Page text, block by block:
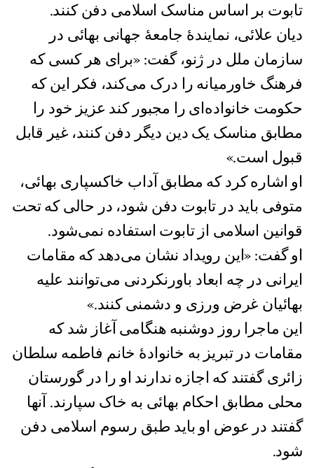
تابوت بر اساس مناسک اسلامی دفن کنند.
دیان علائی، نمایندۀ جامعۀ جهانی بهائی در
سازمان ملل در ژنو، گفت: «برای هر کسی که
فرهنگ خاورمیانه را درک می‌کند، فکر این که
حکومت خانواده‌ای را مجبور کند عزیز خود را
مطابق مناسک یک دین دیگر دفن کنند، غیر قابل
قبول است.»
او اشاره کرد که مطابق آداب خاکسپاری بهائی،
متوفی باید در تابوت دفن شود، در حالی که تحت
قوانین اسلامی از تابوت استفاده نمی‌شود.
او گفت: «این رویداد نشان می‌دهد که مقامات
ایرانی در چه ابعاد باورنکردنی می‌توانند عليه
بهائيان غرض ورزی و دشمنی کنند.»
این ماجرا روز دوشنبه هنگامی آغاز شد که
مقامات در تبریز به خانوادۀ خانم فاطمه سلطان
زائری گفتند که اجازه ندارند او را در گورستان
محلی مطابق احکام بهائی به خاک سپارند. آنها
گفتند در عوض او باید طبق رسوم اسلامی دفن
شود.